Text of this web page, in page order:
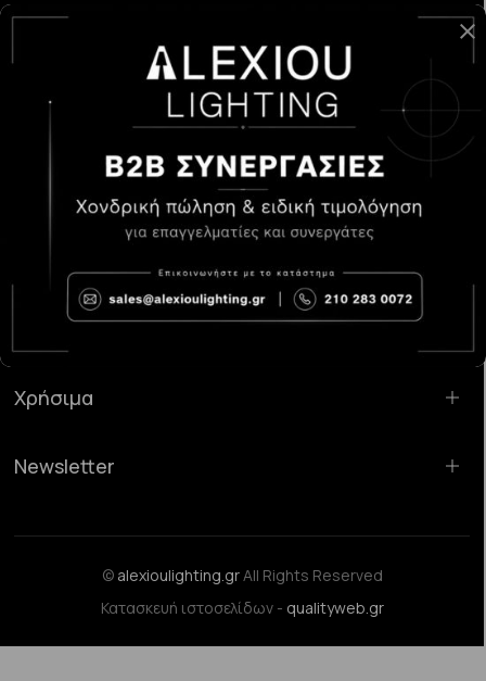
Κατάστημα Χαλάνδρι:Σαρανταπόρου 55, 15232, Χαλάνδρι
sales@alexioulighting.gr
210 283 0072
6983123181
Χρήσιμα
Newsletter
© alexioulighting.grAll Rights Reserved
Κατασκευή ιστοσελίδων - qualityweb.gr